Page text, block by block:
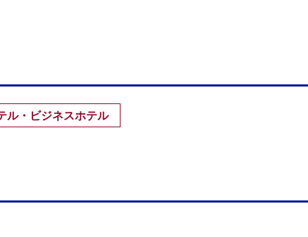
ル・ビジネスホテル